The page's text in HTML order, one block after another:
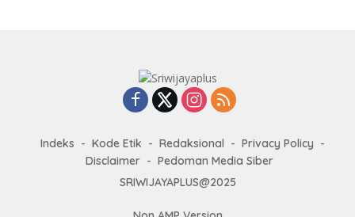
Indeks Kode Etik Redaksional
Privacy Policy
Disclaimer
Pedoman Media Siber
SRIWIJAYAPLUS@2025